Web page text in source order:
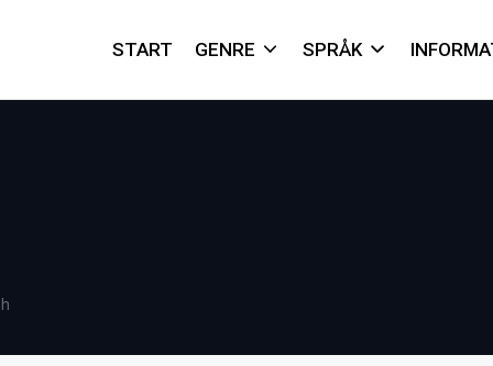
START GENRE SPRÅK